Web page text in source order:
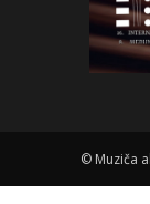
© Muziča